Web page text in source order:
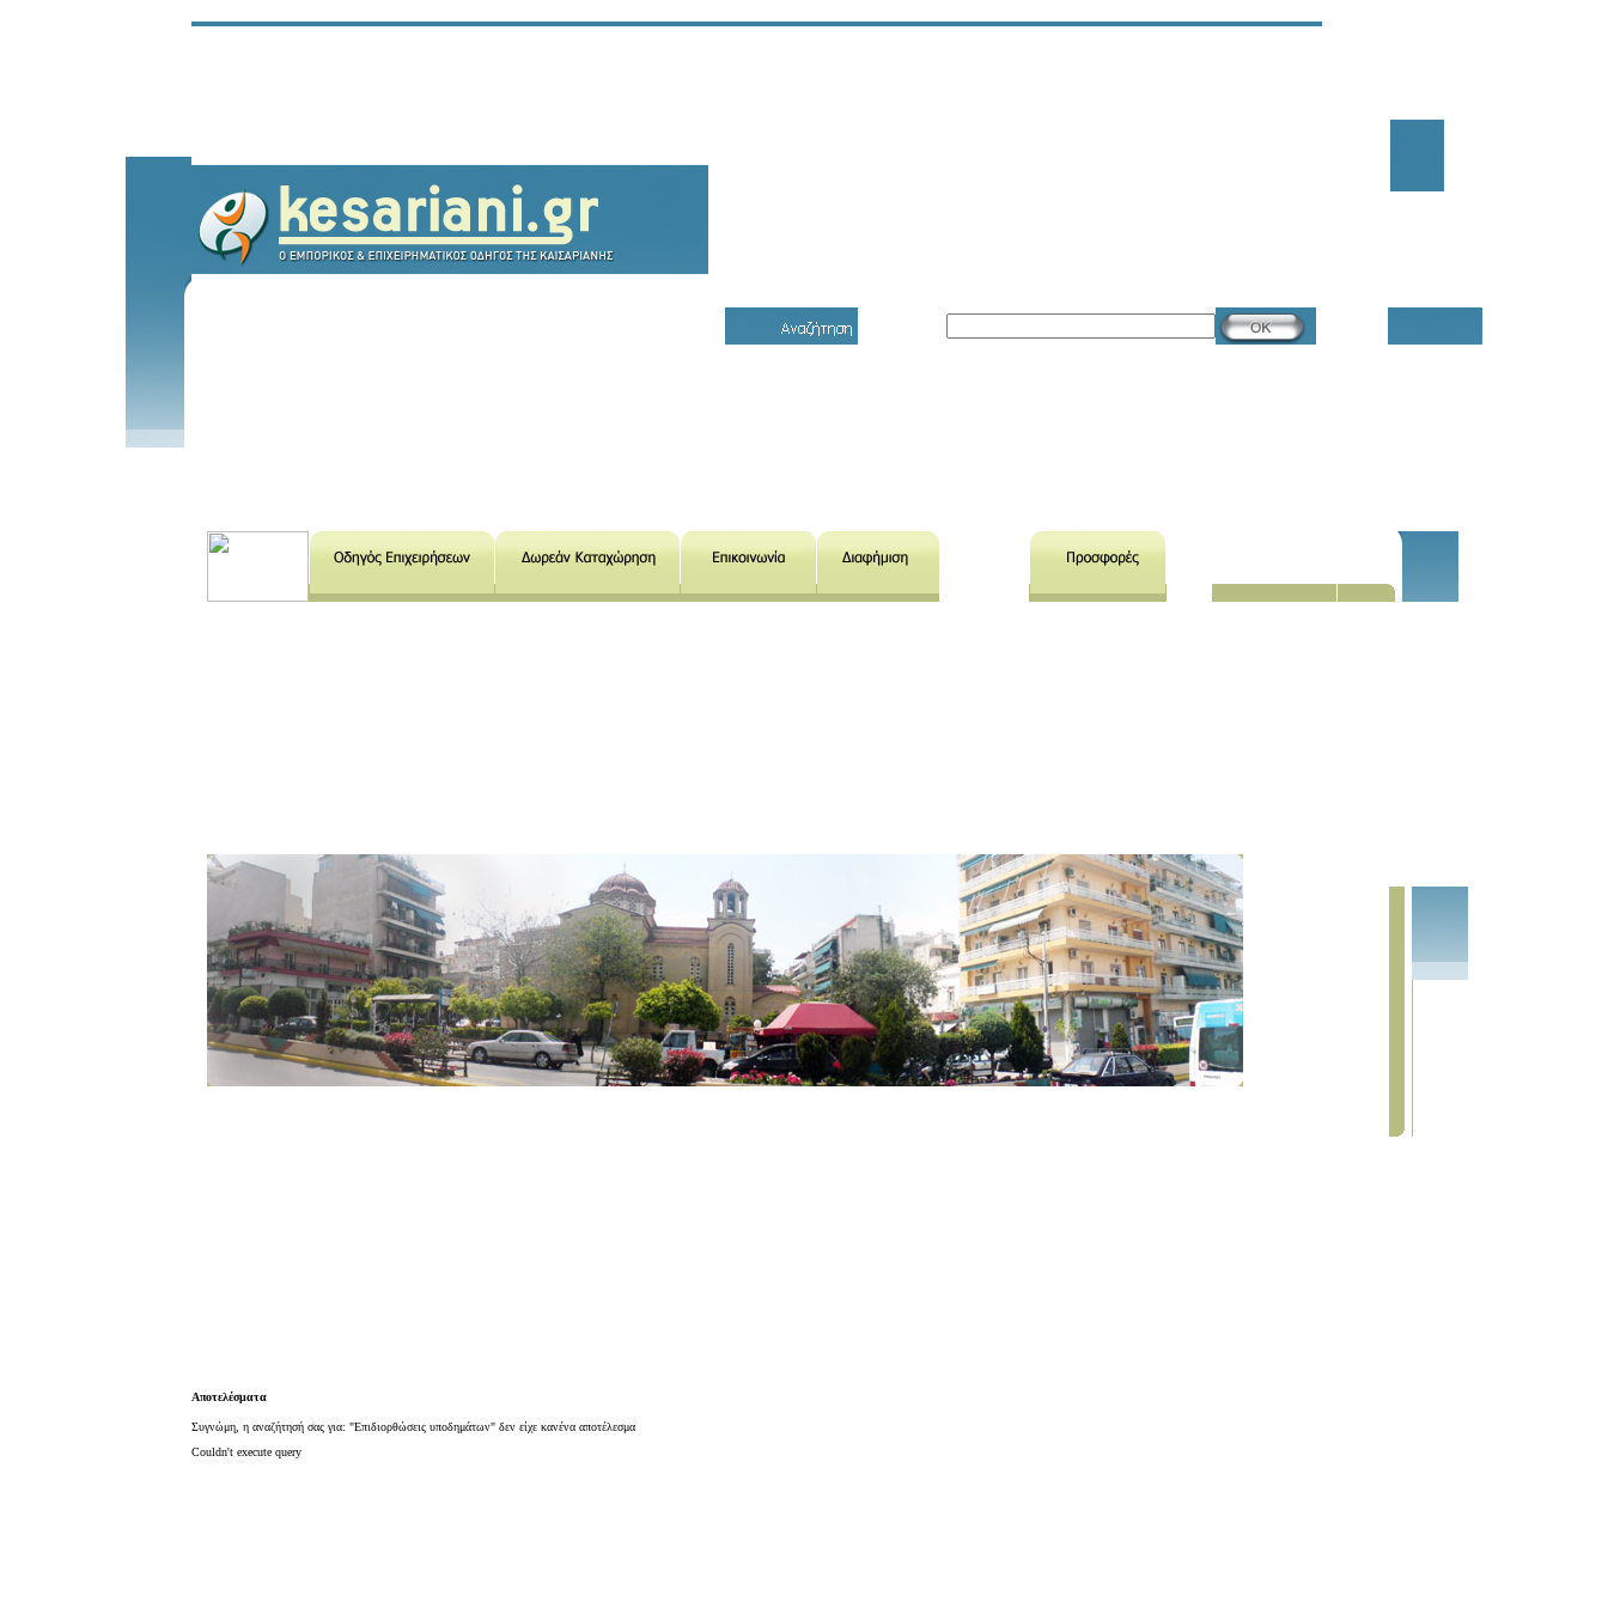
Αποτελέσματα
Συγνώμη, η αναζήτησή σας για: "Επιδιορθώσεις υποδημάτων" δεν είχε κανένα αποτέλεσμα
Couldn't execute query